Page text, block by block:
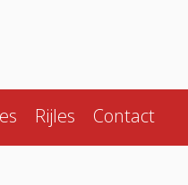
Rijles Contact